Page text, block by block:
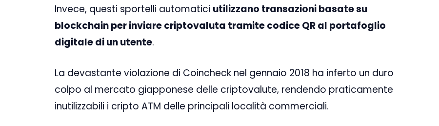
Invece, questi sportelli automatici utilizzano transazioni basate su
blockchain per inviare criptovaluta tramite codice QR al portafoglio
digitale di un utente.
La devastante violazione di Coincheck nel gennaio 2018 ha inferto un duro
colpo al mercato giapponese delle criptovalute, rendendo praticamente
inutilizzabili i cripto ATM delle principali località commerciali.